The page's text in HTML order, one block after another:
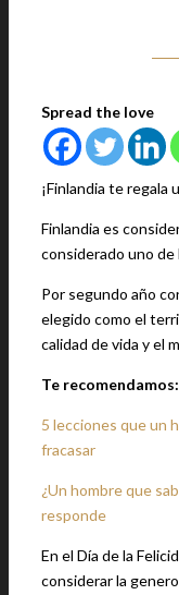
Spread the love
¡Finlandia te regala
Finlandia es
considerado uno de
Por segundo año
elegido como el
calidad de vida y el
Te recomendamos:
5 lecciones que un
fracasar
¿Un hombre que
responde
En el Día de la
considerar la